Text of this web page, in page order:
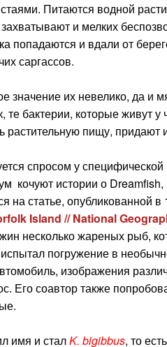
Питаются водной
захватывают и мелких
попадаются и вдали от
саргассов.
значение их невелико, да и
бактерии, которые живут у
растительную пищу, придают
спросом у
кочуют истории о
статье, опубликованной в
Island // National
несколько жареных рыб,
погружение в
изображения
Его соавтор также
имя и сталK. bigibbus, то